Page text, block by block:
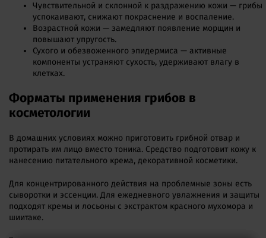
Чувствительной и склонной к раздражению кожи — грибы
успокаивают, снижают покраснение и воспаление.
Возрастной кожи — замедляют появление морщин и
повышают упругость.
Сухого и обезвоженного эпидермиса — активные
компоненты устраняют сухость, удерживают влагу в
клетках.
Форматы применения грибов в
косметологии
В домашних условиях можно приготовить грибной отвар и
протирать им лицо вместо тоника. Средство подготовит кожу к
нанесению питательного крема, декоративной косметики.
Для концентрированного действия на проблемные зоны есть
сыворотки и эссенции. Для ежедневного увлажнения и защиты
подходят кремы и лосьоны с экстрактом красного мухомора и
шиитаке.